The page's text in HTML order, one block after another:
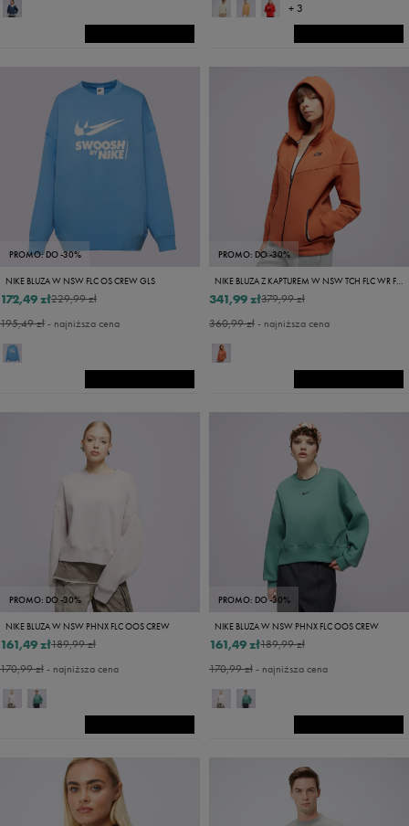
+ 3
PROMO: DO -30%
NIKE BLUZA W NSW FLC OS CREW GLS
229,99 zł
172,49 zł
195,49 zł- najniższa cena
PROMO: DO -30%
NIKE BLUZA Z KAPTUREM W NSW TCH FLC WR FZ HDY
379,99 zł
341,99 zł
360,99 zł- najniższa cena
PROMO: DO -30%
NIKE BLUZA W NSW PHNX FLC OOS CREW
189,99 zł
161,49 zł
170,99 zł- najniższa cena
PROMO: DO -30%
NIKE BLUZA W NSW PHNX FLC OOS CREW
189,99 zł
161,49 zł
170,99 zł- najniższa cena